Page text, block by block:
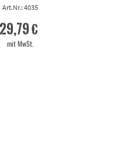
Art.Nr.: 4035
29,79 €
mit MwSt.